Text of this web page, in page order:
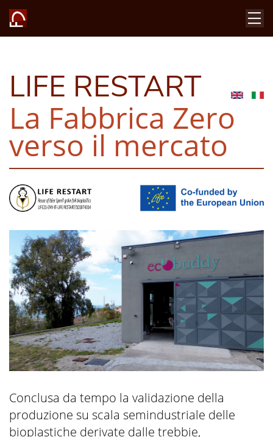
LIFE RESTART
La Fabbrica Zero
verso il mercato
Conclusa da tempo la validazione della
produzione su scala semindustriale delle
bioplastiche derivate dalle trebbie,